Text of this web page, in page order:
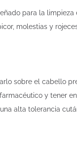
para la
molestias y
sobre el cabello
y tener
alta tolerancia